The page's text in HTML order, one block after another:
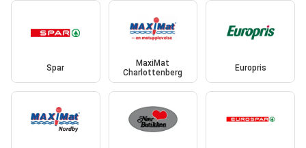
Spar
MaxiMat
Charlottenberg
Europris